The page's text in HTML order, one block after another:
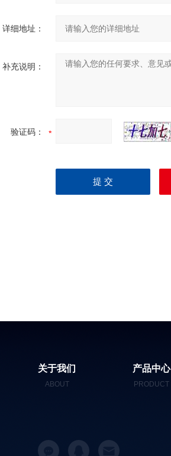
详细地址：
补充说明：
验证码：
关于我们
ABOUT
产品中心
PRODUCT